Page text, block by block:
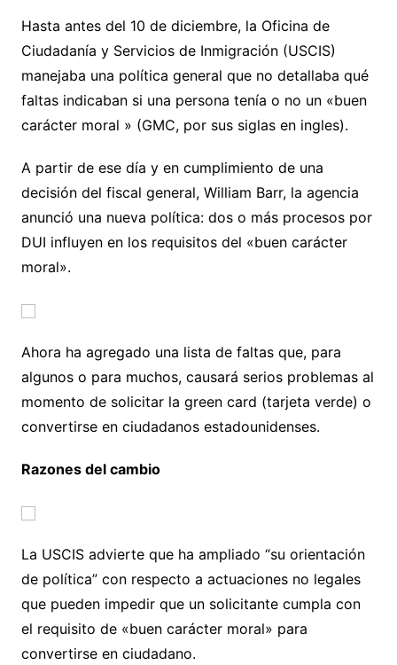
Hasta antes del 10 de diciembre, la Oficina de
Ciudadanía y Servicios de Inmigración (USCIS)
manejaba una política general que no detallaba qué
faltas indicaban si una persona tenía o no un «buen
carácter moral » (GMC, por sus siglas en ingles).
A partir de ese día y en cumplimiento de una
decisión del fiscal general, William Barr, la agencia
anunció una nueva política: dos o más procesos por
DUI influyen en los requisitos del «buen carácter
moral».
Ahora ha agregado una lista de faltas que, para
algunos o para muchos, causará serios problemas al
momento de solicitar la green card (tarjeta verde) o
convertirse en ciudadanos estadounidenses.
Razones del cambio
La USCIS advierte que ha ampliado “su orientación
de política” con respecto a actuaciones no legales
que pueden impedir que un solicitante cumpla con
el requisito de «buen carácter moral» para
convertirse en ciudadano.